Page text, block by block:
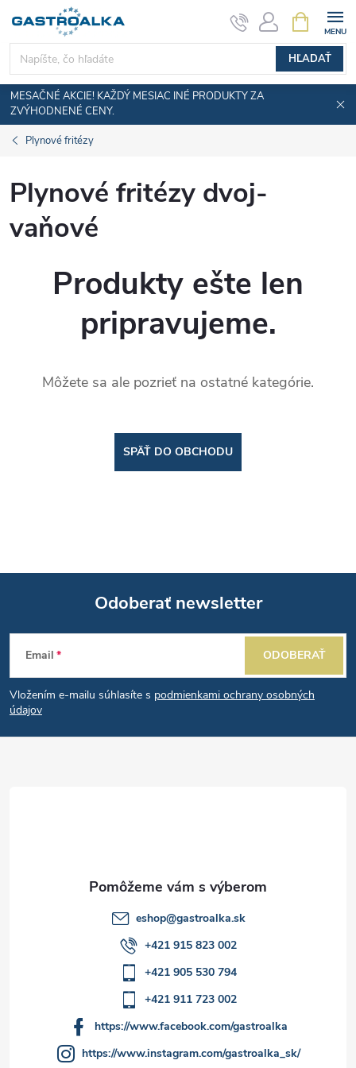
obsah
HĽADAŤ
KOŠÍK
MESAČNÉ AKCIE! KAŽDÝ MESIAC INÉ PRODUKTY ZA
ZVÝHODNENÉ CENY.
Plynové fritézy
Plynové fritézy dvoj-
vaňové
Produkty ešte len
pripravujeme.
Môžete sa ale pozrieť na ostatné kategórie.
SPÄŤ DO OBCHODU
Z
á
p
Odoberať newsletter
Email
Vložením e-mailu súhlasíte s podmienkami ochrany osobných
údajov
ODOBERAŤ
eshop@gastroalka.sk
+421 915 823 002
+421 905 530 794
+421 911 723 002
https://www.facebook.com/gastroalka
https://www.instagram.com/gastroalka_sk/